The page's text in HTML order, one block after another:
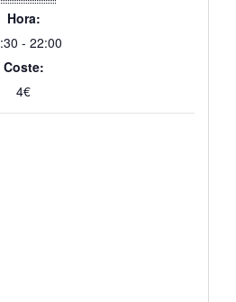
Hora:
- 22:00
Coste:
4€